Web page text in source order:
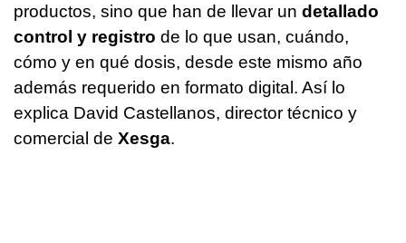
productos, sino que han de llevar un detallado
control y registro de lo que usan, cuándo,
cómo y en qué dosis, desde este mismo año
además requerido en formato digital. Así lo
explica David Castellanos, director técnico y
comercial de Xesga.